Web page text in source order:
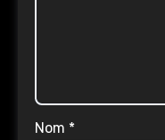
Nom *